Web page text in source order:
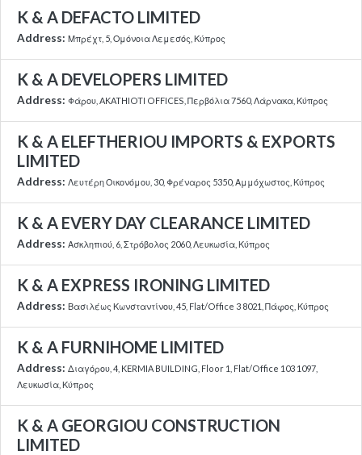
K & A DEFACTO LIMITED
Address: Μπρέχτ, 5, Ομόνοια Λεμεσός, Κύπρος
K & A DEVELOPERS LIMITED
Address: Φάρου, AKATHIOTI OFFICES, Περβόλια 7560, Λάρνακα, Κύπρος
K & A ELEFTHERIOU IMPORTS & EXPORTS
LIMITED
Address: Λευτέρη Οικονόμου, 30, Φρέναρος 5350, Αμμόχωστος, Κύπρος
K & A EVERY DAY CLEARANCE LIMITED
Address: Ασκληπιού, 6, Στρόβολος 2060, Λευκωσία, Κύπρος
K & A EXPRESS IRONING LIMITED
Address: Βασιλέως Κωνσταντίνου, 45, Flat/Office 3 8021, Πάφος, Κύπρος
K & A FURNIHOME LIMITED
Address: Διαγόρου, 4, KERMIA BUILDING, Floor 1, Flat/Office 103 1097,
Λευκωσία, Κύπρος
K & A GEORGIOU CONSTRUCTION
LIMITED